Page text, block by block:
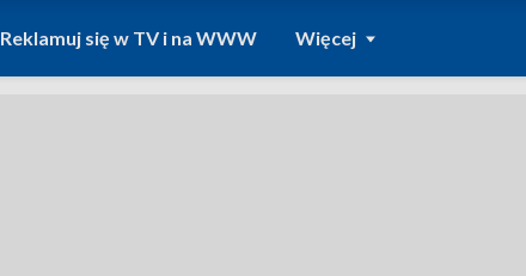
Reklamuj się w TV i na WWW Więcej